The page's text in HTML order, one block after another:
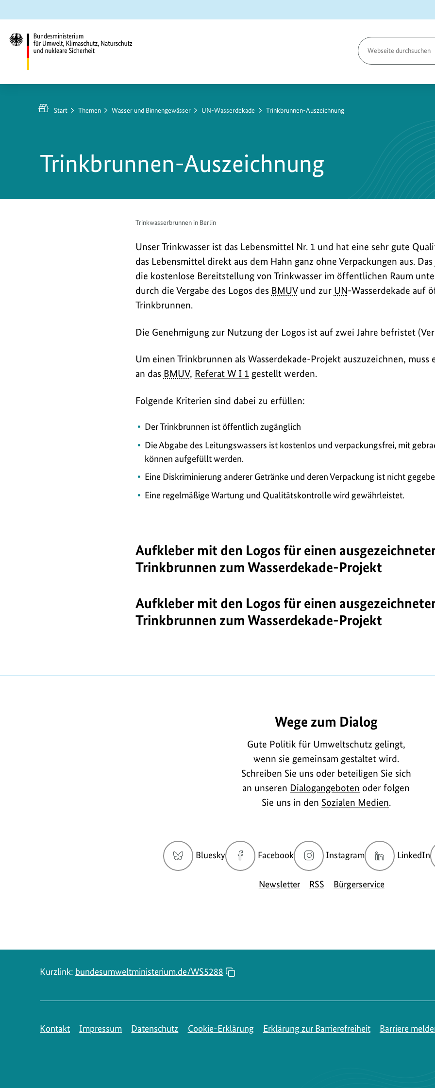
Hauptinhalt
springen
Suche
springen
Hauptnavigation
springen
Umwelt,
Klimaschutz,
nukleare
Sicherheit
Seite
durchsuchen
Start Themen Wasser und Binnengewässer UN-Wasserdekade Trinkbrunnen-Auszeichnung
Trinkbrunnen-Auszeichnung
Trinkwasserbrunnen in Berlin
Unser Trinkwasser ist das Lebensmittel Nr. 1 und hat eine sehr gute
das Lebensmittel direkt aus dem Hahn ganz ohne Verpackungen aus. Das
die kostenlose Bereitstellung von Trinkwasser im öffentlichen Raum
durch die Vergabe des Logos des BMUVund zur UN-Wasserdekade auf
Trinkbrunnen.
Die Genehmigung zur Nutzung der Logos ist auf zwei Jahre befristet
Um einen Trinkbrunnen als Wasserdekade-Projekt auszuzeichnen, muss
an das BMUV, Referat W I 1gestellt werden.
Folgende Kriterien sind dabei zu erfüllen:
Der Trinkbrunnen ist öffentlich zugänglich
Die Abgabe des Leitungswassers ist kostenlos und verpackungsfrei, mit
können aufgefüllt werden.
Eine Diskriminierung anderer Getränke und deren Verpackung ist nicht
Eine regelmäßige Wartung und Qualitätskontrolle wird gewährleistet.
Aufkleber mit den Logos für einen
Trinkbrunnen zum Wasserdekade-Projekt
Aufkleber mit den Logos für einen
Trinkbrunnen zum Wasserdekade-Projekt
Wege zum Dialog
Gute Politik für Umweltschutz gelingt,
wenn sie gemeinsam gestaltet wird.
Schreiben Sie uns oder beteiligen Sie sich
an unseren Dialogangeboten oder folgen
Sie uns in den Sozialen Medien.
Bluesky
zur
Bluesky-
Seite
Facebook
zur
Facebook-
Seite
des
Instagram
zur
Instagram-
Seite
des
LinkedIn
Newsletter RSS Bürgerservice
Kurzlink: bundesumweltministerium.de/WS5288
Kontakt Impressum Datenschutz Cookie-Erklärung Erklärung zur Barrierefreiheit Barriere